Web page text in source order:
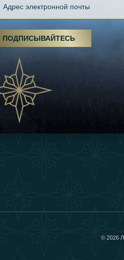
Пешие походы, спа-процедуры и
становятся велнес-центром
03 April 2025
Зимние путешествия для
путешественников из Эмиратов:
переопределение роскошного
10 March 2025
© 2026
ПОДПИСЫВАЙТЕСЬ